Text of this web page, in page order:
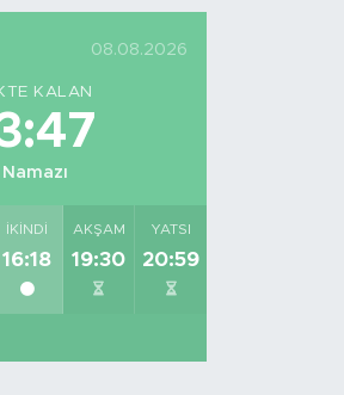
08.08.2026
KALAN
İKINDI
16:18
AKŞAM
19:30
YATSI
20:59